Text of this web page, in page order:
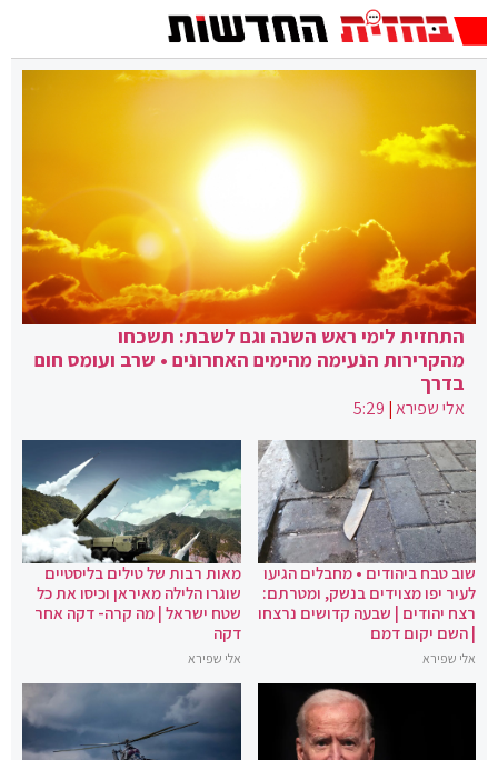
התחזית לימי ראש השנה וגם לשבת: תשכחו
מהקרירות הנעימה מהימים האחרונים • שרב ועומס חום
בדרך
אלי שפירא|
5:29
שוב טבח ביהודים • מחבלים הגיעו
לעיר יפו מצוידים בנשק, ומטרתם:
רצח יהודים | שבעה קדושים נרצחו
| השם יקום דמם
אלי שפירא
מאות רבות של טילים בליסטיים
שוגרו הלילה מאיראן וכיסו את כל
שטח ישראל | מה קרה- דקה אחר
דקה
אלי שפירא